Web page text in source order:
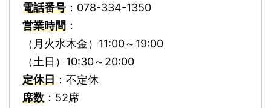
電話番号 ：078-334-1350
営業時間 ：
（月火水木金）11:00～19:00
（土日）10:30～20:00
定休日 ：不定休
席数 ：52席